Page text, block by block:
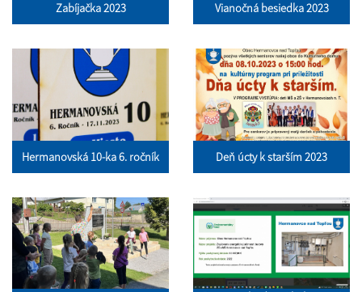
Zabíjačka 2023 Vianočná besiedka 2023
Hermanovská 10-ka 6. ročník Deň úcty k starším 2023